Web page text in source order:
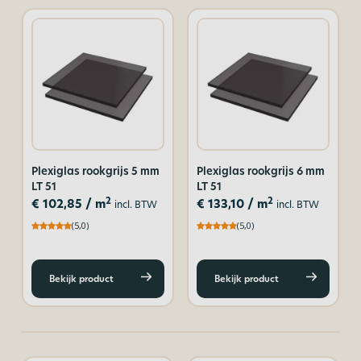
Plexiglas rookgrijs 5 mm
LT 51
€ 102,85 / m2 incl. BTW
(5,0)
Bekijk product
Plexiglas rookgrijs 6 mm
LT 51
€ 133,10/ m2 incl. BTW
(5,0)
Bekijk product